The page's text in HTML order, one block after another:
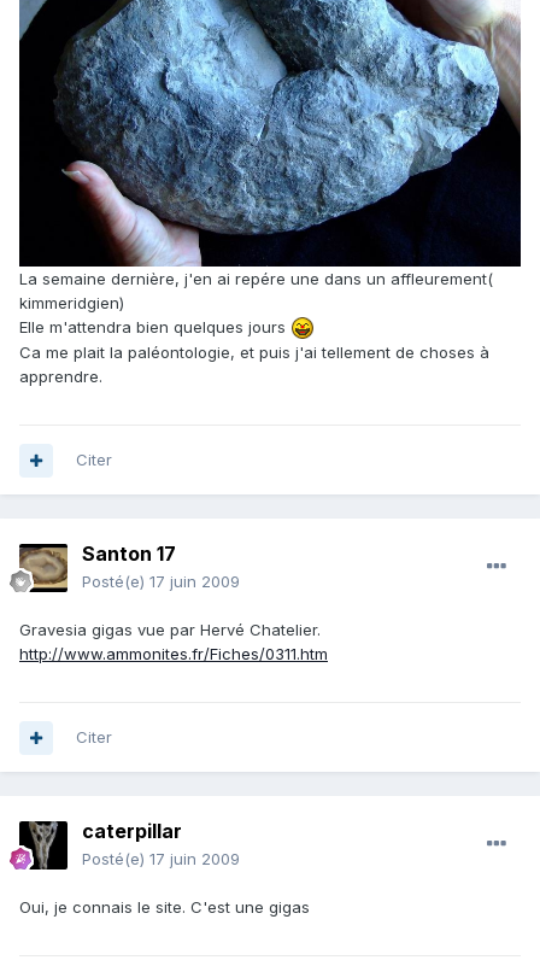
La semaine dernière, j'en ai repére une dans un affleurement(
kimmeridgien)
Elle m'attendra bien quelques jours
Ca me plait la paléontologie, et puis j'ai tellement de choses à
apprendre.
Citer
Santon 17
Posté(e) 17 juin 2009
Gravesia gigas vue par Hervé Chatelier.
http://www.ammonites.fr/Fiches/0311.htm
Citer
caterpillar
Posté(e) 17 juin 2009
Oui, je connais le site. C'est une gigas